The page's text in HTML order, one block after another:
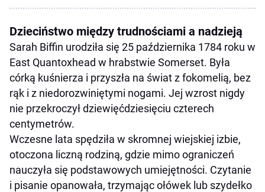
Dzieciństwo między trudnościami a nadzieją
Sarah Biffin urodziła się 25 października 1784 roku w
East Quantoxhead w hrabstwie Somerset. Była
córką kuśnierza i przyszła na świat z fokomelią, bez
rąk i z niedorozwiniętymi nogami. Jej wzrost nigdy
nie przekroczył dziewięćdziesięciu czterech
centymetrów.
Wczesne lata spędziła w skromnej wiejskiej izbie,
otoczona liczną rodziną, gdzie mimo ograniczeń
nauczyła się podstawowych umiejętności. Czytanie
i pisanie opanowała, trzymając ołówek lub szydełko